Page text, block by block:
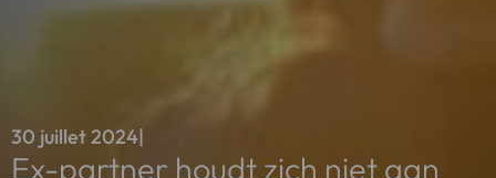
30 juillet 2024|
Ex-partner houdt zich niet aan